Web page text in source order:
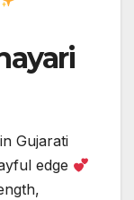
Gujarati
edge